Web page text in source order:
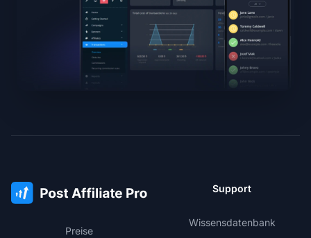
Preise
Support
Wissensdatenbank